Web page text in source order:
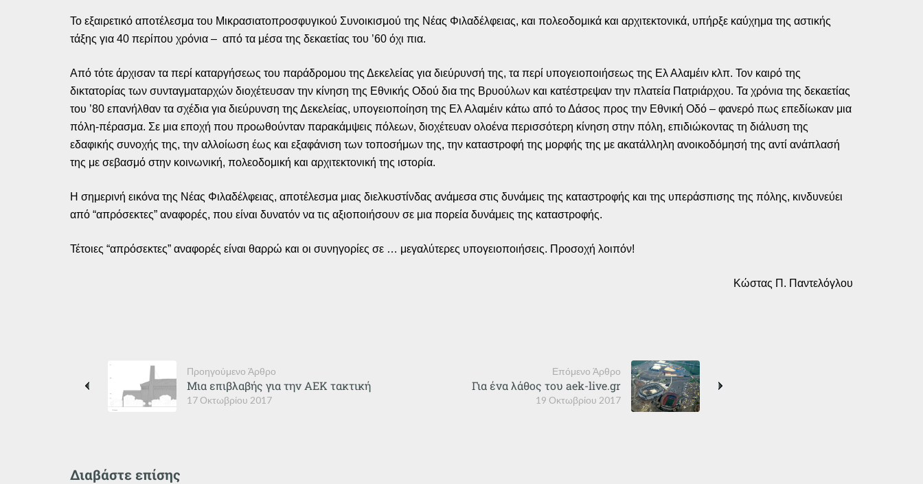
Το εξαιρετικό αποτέλεσμα του Μικρασιατοπροσφυγικού Συνοικισμού της Νέας Φιλαδέλφειας, και πολεοδομικά και αρχιτεκτονικά, υπήρξε καύχημα της αστικής
τάξης για 40 περίπου χρόνια – από τα μέσα της δεκαετίας του ’60 όχι πια.
Από τότε άρχισαν τα περί καταργήσεως του παράδρομου της Δεκελείας για διεύρυνσή της, τα περί υπογειοποιήσεως της Ελ Αλαμέιν κλπ. Τον καιρό της
δικτατορίας των συνταγματαρχών διοχέτευσαν την κίνηση της Εθνικής Οδού δια της Βρυούλων και κατέστρεψαν την πλατεία Πατριάρχου. Τα χρόνια της δεκαετίας
του ’80 επανήλθαν τα σχέδια για διεύρυνση της Δεκελείας, υπογειοποίηση της Ελ Αλαμέιν κάτω από το Δάσος προς την Εθνική Οδό – φανερό πως επεδίωκαν μια
πόλη-πέρασμα. Σε μια εποχή που προωθούνταν παρακάμψεις πόλεων, διοχέτευαν ολοένα περισσότερη κίνηση στην πόλη, επιδιώκοντας τη διάλυση της
εδαφικής συνοχής της, την αλλοίωση έως και εξαφάνιση των τοποσήμων της, την καταστροφή της μορφής της με ακατάλληλη ανοικοδόμησή της αντί ανάπλασή
της με σεβασμό στην κοινωνική, πολεοδομική και αρχιτεκτονική της ιστορία.
Η σημερινή εικόνα της Νέας Φιλαδέλφειας, αποτέλεσμα μιας διελκυστίνδας ανάμεσα στις δυνάμεις της καταστροφής και της υπεράσπισης της πόλης, κινδυνεύει
από “απρόσεκτες” αναφορές, που είναι δυνατόν να τις αξιοποιήσουν σε μια πορεία δυνάμεις της καταστροφής.
Τέτοιες “απρόσεκτες” αναφορές είναι θαρρώ και οι συνηγορίες σε … μεγαλύτερες υπογειοποιήσεις. Προσοχή λοιπόν!
Κώστας Π. Παντελόγλου
Προηγούμενο Άρθρο
17 Οκτωβρίου 2017
Μια επιβλαβής για την ΑΕΚ τακτική
Επόμενο Άρθρο
19 Οκτωβρίου 2017
Για ένα λάθος του aek-live.gr
Διαβάστε επίσης